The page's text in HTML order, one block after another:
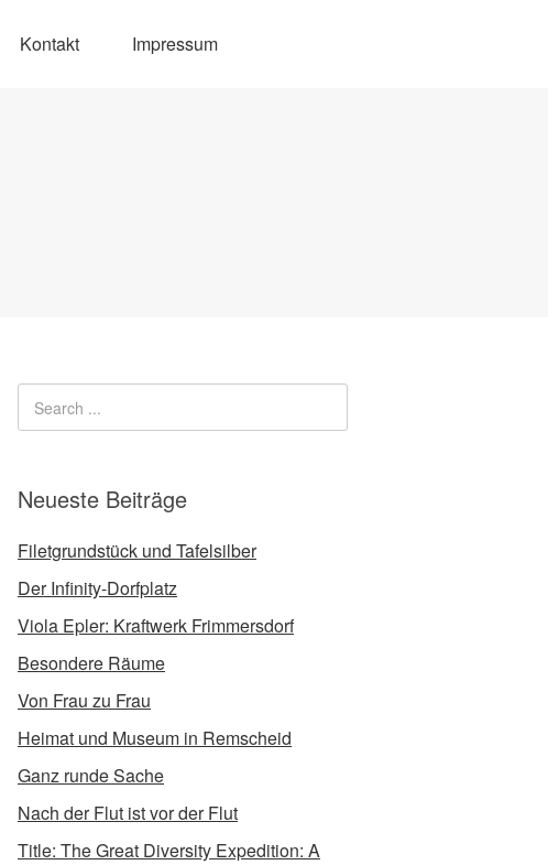
Kontakt Impressum
Neueste Beiträge
Filetgrundstück und Tafelsilber
Der Infinity-Dorfplatz
Viola Epler: Kraftwerk Frimmersdorf
Besondere Räume
Von Frau zu Frau
Heimat und Museum in Remscheid
Ganz runde Sache
Nach der Flut ist vor der Flut
Title: The Great Diversity Expedition: A